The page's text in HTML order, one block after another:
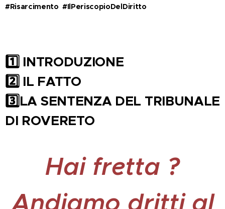
#Risarcimento #IlPeriscopioDelDiritto
1️ INTRODUZIONE
2️ IL FATTO
3️LA SENTENZA DEL TRIBUNALE
DI ROVERETO
Hai fretta ?